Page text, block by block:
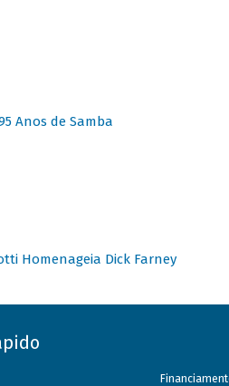
Anos de Samba
Homenageia Dick Farney